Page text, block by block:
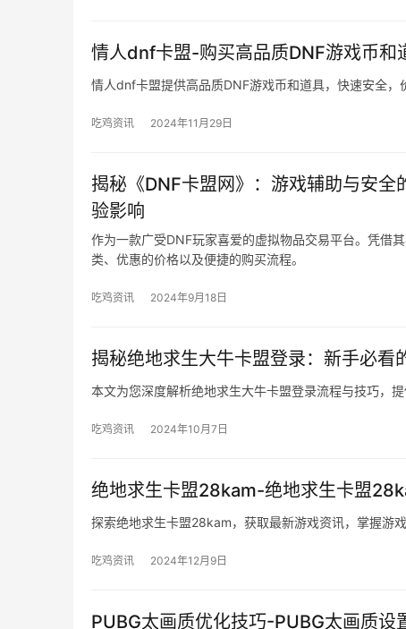
情人dnf卡盟-购买高品质DNF游戏币和
情人dnf卡盟提供高品质DNF游戏币和道具，快速安全，
吃鸡资讯 2024年11月29日
揭秘《DNF卡盟网》：游戏辅助与安
验影响
作为一款广受DNF玩家喜爱的虚拟物品交易平台。凭借
类、优惠的价格以及便捷的购买流程。
吃鸡资讯 2024年9月18日
揭秘绝地求生大牛卡盟登录：新手必看
本文为您深度解析绝地求生大牛卡盟登录流程与技巧，
吃鸡资讯 2024年10月7日
绝地求生卡盟28kam-绝地求生卡盟
探索绝地求生卡盟28kam，获取最新游戏资讯，掌握游
吃鸡资讯 2024年12月9日
PUBG太画质优化技巧-PUBG太画质设